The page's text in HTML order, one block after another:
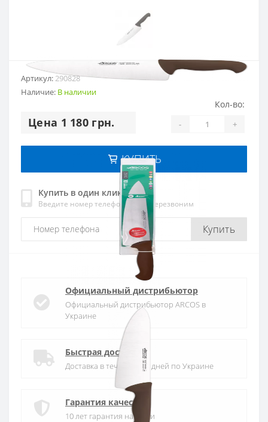
Артикул:290828
Наличие: В наличии
Цена 1 180 грн.
Кол-во:
- +
КУПИТЬ
Купить в один клик
Введите номер телефона и мы перезвоним
Купить
Официальный дистрибьютор
Официальный дистрибьютор ARCOS в
Украине
Быстрая доставка
Доставка в течении 1-3 дней по Украине
Гарантия качества
10 лет гарантия на ножи